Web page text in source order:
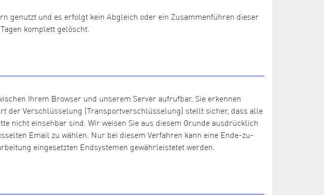
genutzt und es erfolgt kein Abgleich oder ein Zusammenführen dieser
komplett gelöscht.
Ihrem Browser und unserem Server aufrufbar. Sie erkennen
der Verschlüsselung (Transportverschlüsselung) stellt sicher, dass alle
nicht einsehbar sind. Wir weisen Sie aus diesem Grunde ausdrücklich
Email zu wählen. Nur bei diesem Verfahren kann eine Ende-zu-
eingesetzten Endsystemen gewährleistetet werden.